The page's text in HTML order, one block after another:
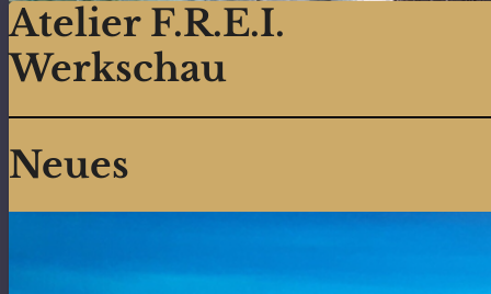
Atelier F.R.E.I.
Werkschau
Neues